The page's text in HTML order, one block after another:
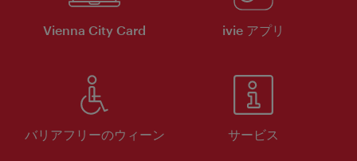
Vienna City Card ivie アプリ
バリアフリーのウィーン サービス